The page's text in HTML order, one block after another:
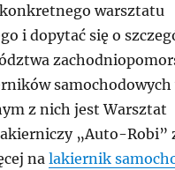
warsztatu
i dopytać się o
samochodowych
z nich jest Warsztat
„Auto-Robi”
nalakiernik